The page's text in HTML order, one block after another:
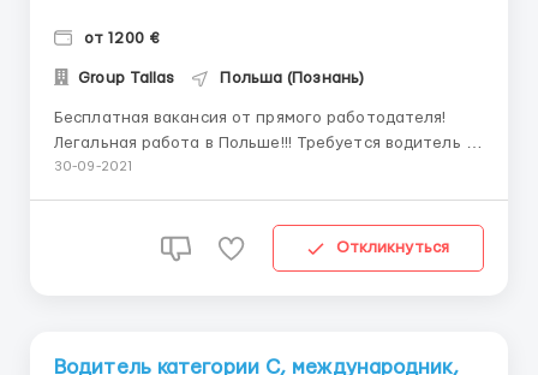
от 1200 €
Group Tallas Польша (Познань)
Бесплатная вакансия от прямого работодателя!
Легальная работа в Польше!!! Требуется водитель с
категорией В на бус. желательно с опытом работы
работы по ЕС - стажировка будет длиться 3 нед...
30-09-2021
Откликнуться
Водитель категории С, международник,